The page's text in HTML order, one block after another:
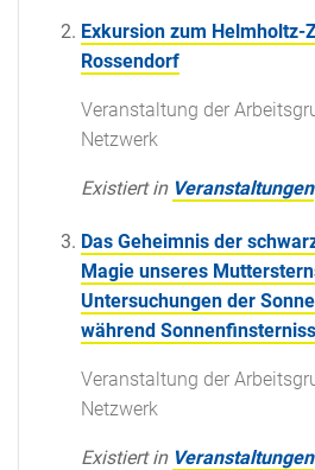
Exkursion zum Helmholtz-
Rossendorf
Veranstaltung der
Netzwerk
Existiert in Veranstaltungen
Das Geheimnis der
Magie unseres
Untersuchungen der
während
Veranstaltung der
Netzwerk
Existiert in Veranstaltungen